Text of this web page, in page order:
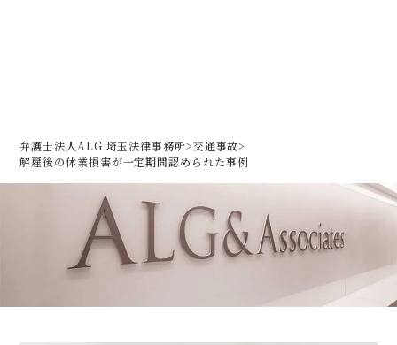
弁護士法人ALG 埼玉法律事務所>交通事故>
解雇後の休業損害が一定期間認められた事例